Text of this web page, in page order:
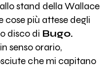
stand della Wallace
cose più attese degli
disco di Bugo.
senso orario,
che mi capitano